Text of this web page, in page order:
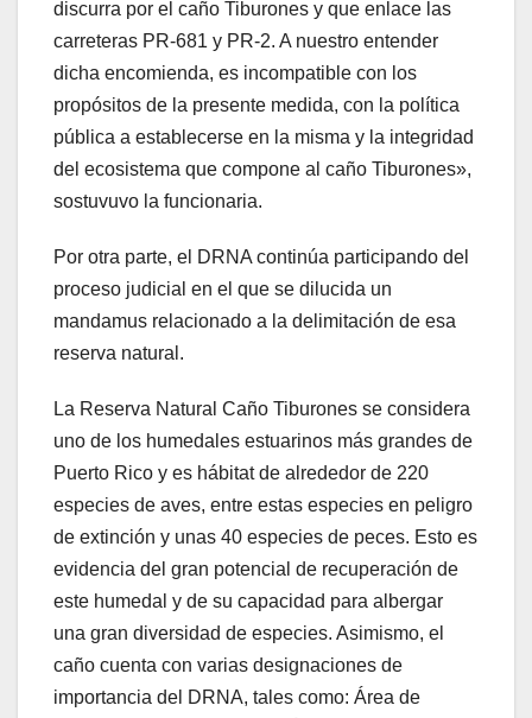
discurra por el caño Tiburones y que enlace las
carreteras PR-681 y PR-2. A nuestro entender
dicha encomienda, es incompatible con los
propósitos de la presente medida, con la política
pública a establecerse en la misma y la integridad
del ecosistema que compone al caño Tiburones»,
sostuvuvo la funcionaria.
Por otra parte, el DRNA continúa participando del
proceso judicial en el que se dilucida un
mandamus relacionado a la delimitación de esa
reserva natural.
La Reserva Natural Caño Tiburones se considera
uno de los humedales estuarinos más grandes de
Puerto Rico y es hábitat de alrededor de 220
especies de aves, entre estas especies en peligro
de extinción y unas 40 especies de peces. Esto es
evidencia del gran potencial de recuperación de
este humedal y de su capacidad para albergar
una gran diversidad de especies. Asimismo, el
caño cuenta con varias designaciones de
importancia del DRNA, tales como: Área de